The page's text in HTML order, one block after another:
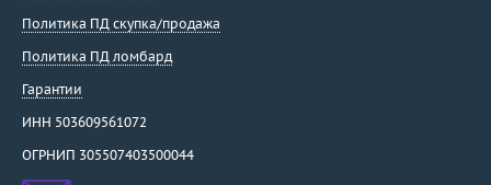
Политика ПД скупка/продажа
Политика ПД ломбард
Гарантии
ИНН 503609561072
ОГРНИП 305507403500044